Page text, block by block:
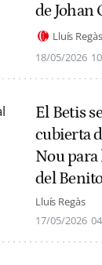
de Johan
Lluís Regàs
18/05/2026
El Betis
cubierta
Nou
del
Lluís Regàs
17/05/2026